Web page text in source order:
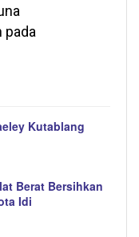
pada
Kutablang
Berat Bersihkan
Idi